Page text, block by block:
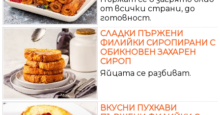
от всички страни, до
готовност.
СЛАДКИ ПЪРЖЕНИ
ФИЛИЙКИ СИРОПИРАНИ С
ОБИКНОВЕН ЗАХАРЕН
СИРОП
Яйцата се разбиват.
ВКУСНИ ПУХКАВИ